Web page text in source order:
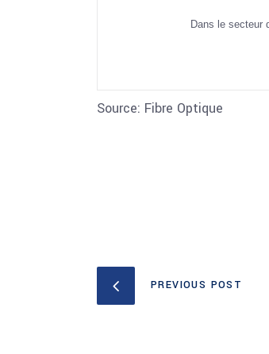
Dans le secteur
Source: Fibre Optique
PREVIOUS POST